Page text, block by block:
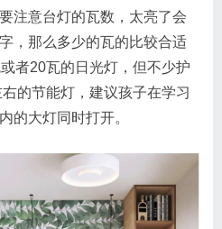
注意台灯的瓦数，太亮了会
，那么多少的瓦的比较合适
者20瓦的日光灯，但不少护
的节能灯，建议孩子在学习
的大灯同时打开。